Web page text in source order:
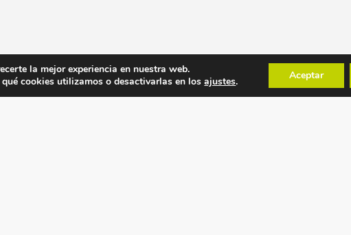
la mejor experiencia en nuestra web.
qué cookies utilizamos o desactivarlas en losajustes. Aceptar